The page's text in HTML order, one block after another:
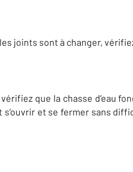
joints sont à changer,
que la chasse d’eau
et se fermer sans